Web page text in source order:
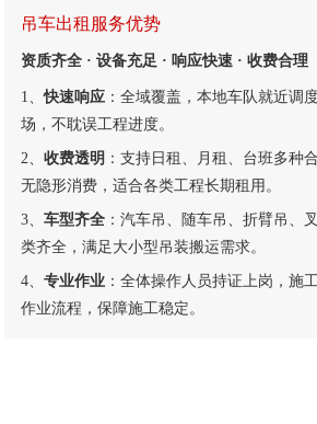
吊车出租服务优势
资质齐全 · 设备充足 · 响应快速 · 收费合理
1、快速响应 ：全域覆盖，本地车队就近调
场，不耽误工程进度。
2、收费透明 ：支持日租、月租、台班多种
无隐形消费，适合各类工程长期租用。
3、车型齐全 ：汽车吊、随车吊、折臂吊、
类齐全，满足大小型吊装搬运需求。
4、专业作业 ：全体操作人员持证上岗，施
作业流程，保障施工稳定。